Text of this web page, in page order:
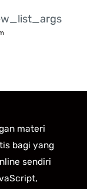
materi
bagi yang
sendiri